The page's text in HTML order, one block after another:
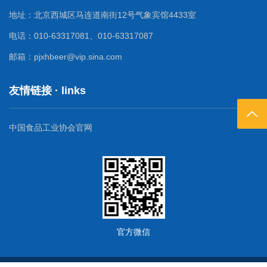
地址：北京西城区马连道南街12号气象宾馆4433室
电话：010-63317081、010-63317087
邮箱：pjxhbeer@vip.sina.com
友情链接 · links
中国食品工业协会官网
官方微信
返回